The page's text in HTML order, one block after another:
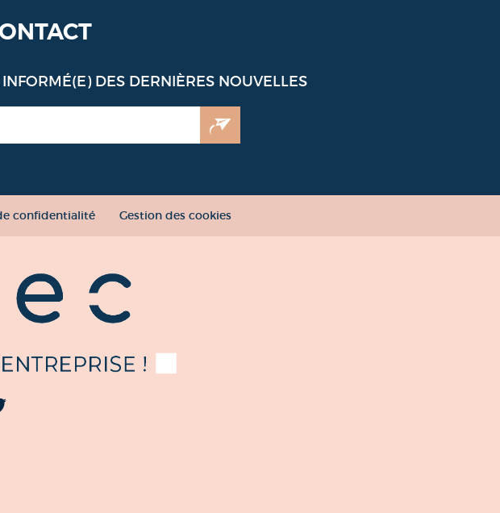
DES DERNIÈRES NOUVELLES
confidentialité Gestion des cookies